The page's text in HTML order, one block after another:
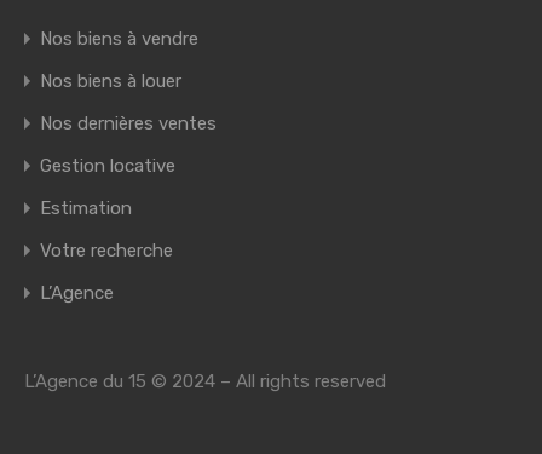
Nos biens à vendre
Nos biens à louer
Nos dernières ventes
Gestion locative
Estimation
Votre recherche
L’Agence
L’Agence du 15 © 2024 – All rights reserved